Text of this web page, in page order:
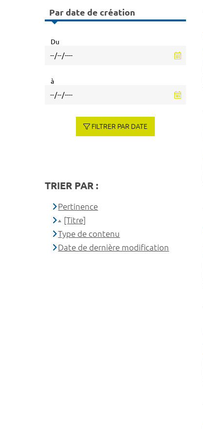
Par date de création
Du
à
FILTRER PAR DATE
TRIER PAR :
Pertinence
[Titre]
Type de contenu
Date de dernière modification